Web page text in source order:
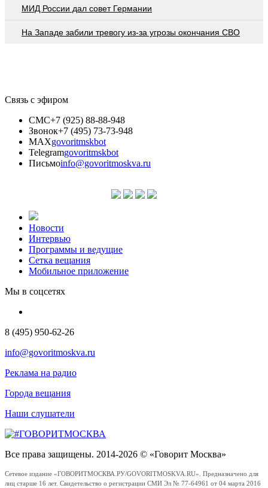
МИД России дал совет Германии
На Западе забили тревогу из-за угрозы окончания СВО
Связь с эфиром
СМС+7 (925) 88-88-948
Звонок+7 (495) 73-73-948
MAXgovoritmskbot
Telegramgovoritmskbot
Письмоinfo@govoritmoskva.ru
Новости
Интервью
Программы и ведущие
Сетка вещания
Мобильное приложение
Мы в соцсетях
8 (495) 950-62-26
info@govoritmoskva.ru
Реклама на радио
Города вещания
Наши слушатели
Все права защищены. 2014-2026 © «Говорит Москва»
Сетевое издание «ГОВОРИТМОСКВА.РУ/GOVORITMOSKVA.RU». Предназначено для
лиц старше 16 лет. Свидетельство о регистрации СМИ Эл № 77-64961 от 04 марта 2016